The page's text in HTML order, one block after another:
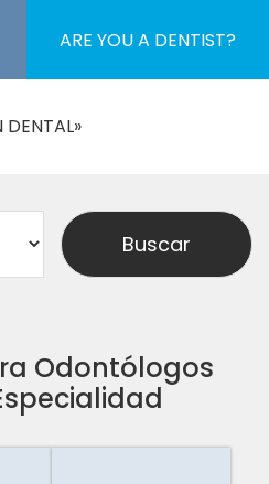
ARE YOU A DENTIST?
DENTAL»
Odontólogos